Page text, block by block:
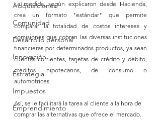
Adquisiciones
Comunidad
Desarrollo personal
Innovación
Estrategia
Impuestos
Emprendimiento
La medida, según explicaron desde Hacienda,
crea un formato "estándar" que permite
comparar la totalidad de costos intereses y
comisiones que cobran las diversas instituciones
financieras por determinados productos, ya sean
cuentas corrientes, tarjetas de crédito y débito,
créditos hipotecarios, de consumo o
automotrices.
Así, se le facilitará la tarea al cliente a la hora de
comprar las alternativas que ofrece el mercado.